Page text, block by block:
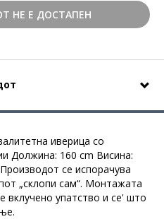
НЕ Е ДОСТАПЕН
иверица со
Должина: 160 cm Висина:
се испорачува
„склопи сам“. Монтажата
вклучено упатство и се' што